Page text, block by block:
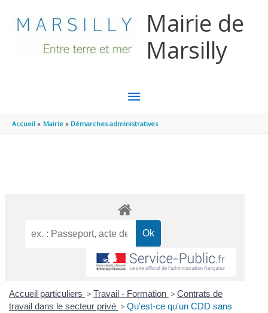
Mairie de
Marsilly
MENU
PRINCIPAL
Accueil Mairie Démarches administratives
Accueil particuliers > Travail - Formation > Contrats de
travail dans le secteur privé > Qu'est-ce qu'un CDD sans